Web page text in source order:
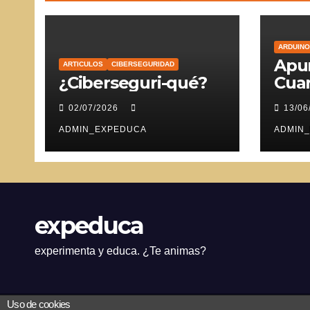
ARTICULOS CIBERSEGURIDAD
¿Ciberseguri-qué?
02/07/2026
ADMIN_EXPEDUCA
ARDUINO
13/
expeduca
experimenta y educa. ¿Te animas?
Uso de cookies